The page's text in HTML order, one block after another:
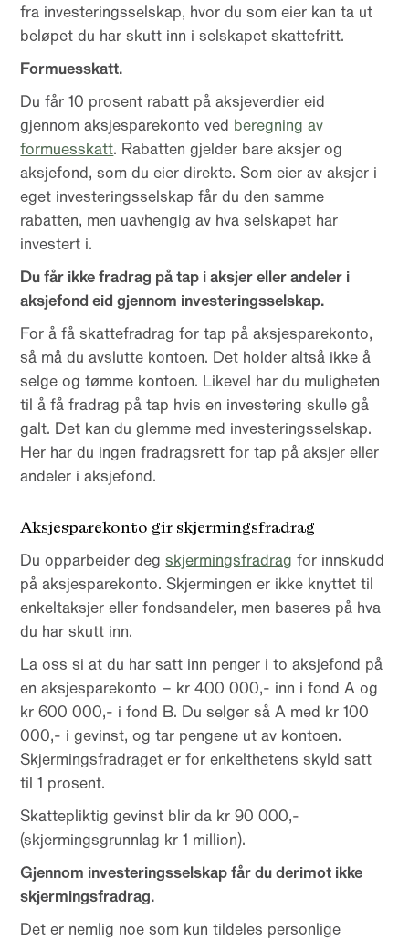
fra investeringsselskap, hvor du som eier kan ta ut
beløpet du har skutt inn i selskapet skattefritt.
Formuesskatt.
Du får 10 prosent rabatt på aksjeverdier eid
gjennom aksjesparekonto ved beregning av
formuesskatt. Rabatten gjelder bare aksjer og
aksjefond, som du eier direkte. Som eier av aksjer i
eget investeringsselskap får du den samme
rabatten, men uavhengig av hva selskapet har
investert i.
Du får ikke fradrag på tap i aksjer eller andeler i
aksjefond eid gjennom investeringsselskap.
For å få skattefradrag for tap på aksjesparekonto,
så må du avslutte kontoen. Det holder altså ikke å
selge og tømme kontoen. Likevel har du muligheten
til å få fradrag på tap hvis en investering skulle gå
galt. Det kan du glemme med investeringsselskap.
Her har du ingen fradragsrett for tap på aksjer eller
andeler i aksjefond.
Aksjesparekonto gir skjermingsfradrag
Du opparbeider degskjermingsfradrag for innskudd
på aksjesparekonto. Skjermingen er ikke knyttet til
enkeltaksjer eller fondsandeler, men baseres på hva
du har skutt inn.
La oss si at du har satt inn penger i to aksjefond på
en aksjesparekonto – kr 400 000,- inn i fond A og
kr 600 000,- i fond B. Du selger så A med kr 100
000,- i gevinst, og tar pengene ut av kontoen.
Skjermingsfradraget er for enkelthetens skyld satt
til 1 prosent.
Skattepliktig gevinst blir da kr 90 000,-
(skjermingsgrunnlag kr 1 million).
Gjennom investeringsselskap får du derimot ikke
skjermingsfradrag.
Det er nemlig noe som kun tildeles personlige